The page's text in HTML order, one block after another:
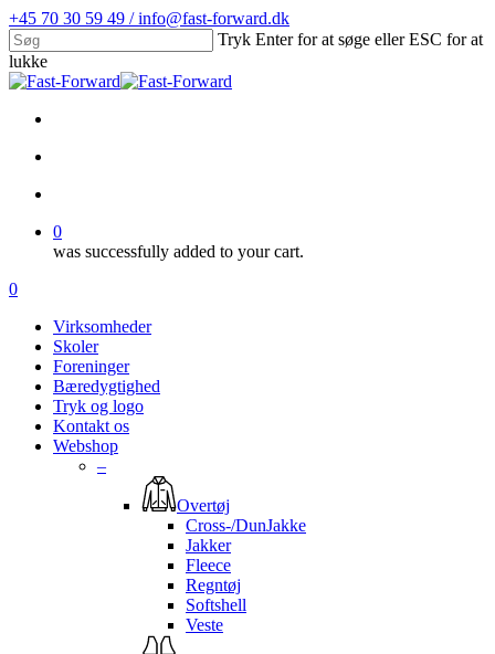
Skip
to
main
content
+45 70 30 59 49 / info@fast-forward.dk
Tryk Enter for at søge eller ESC for at
lukke
Close
0
was successfully added to your cart.
Menu
search
account
0
Virksomheder
Skoler
Foreninger
Bæredygtighed
Tryk og logo
Kontakt os
Webshop
–
Overtøj
Cross-/DunJakke
Jakker
Fleece
Regntøj
Softshell
Veste